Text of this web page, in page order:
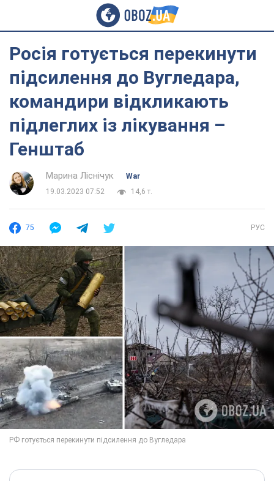
Росія готується перекинути
підсилення до Вугледара,
командири відкликають
підлеглих із лікування –
Генштаб
Марина Ліснічук
War
19.03.2023 07:52
14,6 т.
75 РУС